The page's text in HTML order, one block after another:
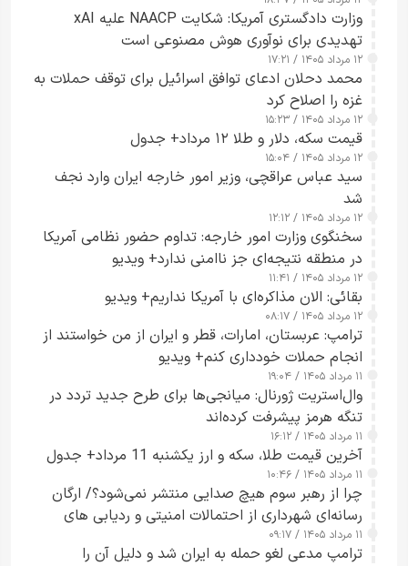
وزارت دادگستری آمریکا: شکایت NAACP علیه xAI
تهدیدی برای نوآوری هوش مصنوعی است
۱۲ مرداد ۱۴۰۵ / ۱۷:۲۱
محمد دحلان ادعای توافق اسرائیل برای توقف حملات به
غزه را اصلاح کرد
۱۲ مرداد ۱۴۰۵ / ۱۵:۲۳
قیمت سکه، دلار و طلا ۱۲ مرداد+ جدول
۱۲ مرداد ۱۴۰۵ / ۱۵:۰۴
سید عباس عراقچی، وزیر امور خارجه ایران وارد نجف
شد
۱۲ مرداد ۱۴۰۵ / ۱۲:۱۲
سخنگوی وزارت امور خارجه: تداوم حضور نظامی آمریکا
در منطقه نتیجه‌ای جز ناامنی ندارد+ ویدیو
۱۲ مرداد ۱۴۰۵ / ۱۱:۴۱
بقائی: الان مذاکره‌ای با آمریکا نداریم+ ویدیو
۱۲ مرداد ۱۴۰۵ / ۰۸:۱۷
ترامپ: عربستان، امارات، قطر و ایران از من خواستند از
انجام حملات خودداری کنم+ ویدیو
۱۱ مرداد ۱۴۰۵ / ۱۹:۰۴
وال‌استریت ژورنال: میانجی‌ها برای طرح جدید تردد در
تنگه هرمز پیشرفت کرده‌اند
۱۱ مرداد ۱۴۰۵ / ۱۶:۱۲
آخرین قیمت طلا، سکه و ارز یکشنبه 11 مرداد+ جدول
۱۱ مرداد ۱۴۰۵ / ۱۰:۴۶
چرا از رهبر سوم هیچ صدایی منتشر نمی‌شود؟/ ارگان
رسانه‌ای شهرداری از احتمالات امنیتی و ردیابی های
جاسوسی گفت
۱۱ مرداد ۱۴۰۵ / ۰۹:۱۷
ترامپ مدعی لغو حمله به ایران شد و دلیل آن را